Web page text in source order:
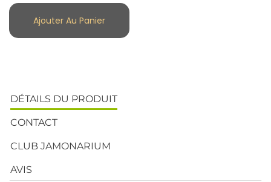
Ajouter Au Panier
DÉTAILS DU PRODUIT
CONTACT
CLUB JAMONARIUM
AVIS